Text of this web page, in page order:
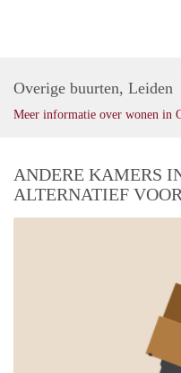
Overige buurten, Leiden
Meer informatie over wonen in
ANDERE KAMERS
ALTERNATIEF